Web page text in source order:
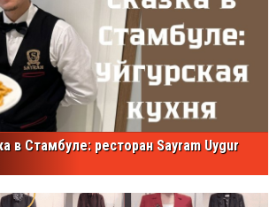
в Стамбуле: ресторан Sayram Uygur